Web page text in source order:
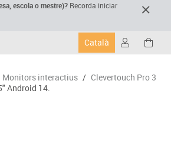
escola o mestre)? Recorda iniciar
Català
Monitors interactius / Clevertouch Pro 3
Android 14.